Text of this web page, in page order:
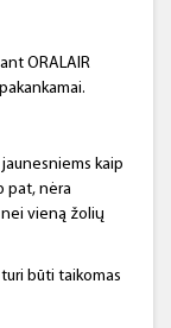
ORALAIR
kaip
pat, nėra
vieną žolių
būti taikomas